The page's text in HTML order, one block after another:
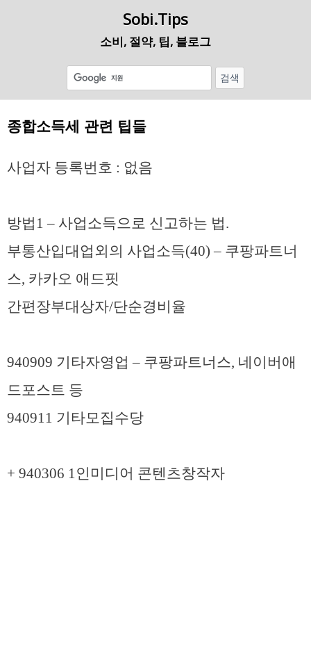
Sobi.Tips
소비, 절약, 팁, 블로그
종합소득세 관련 팁들
사업자 등록번호 : 없음
방법1 – 사업소득으로 신고하는 법.
부통산입대업외의 사업소득(40) – 쿠팡파트너
스, 카카오 애드핏
간편장부대상자/단순경비율
940909 기타자영업 – 쿠팡파트너스, 네이버애
드포스트 등
940911 기타모집수당
+ 940306 1인미디어 콘텐츠창작자